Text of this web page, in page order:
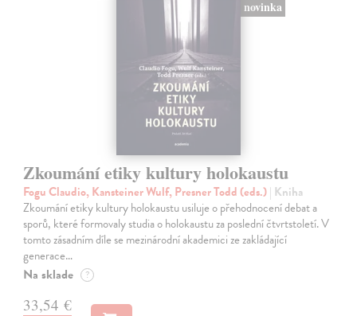
novinka
Zkoumání etiky kultury holokaustu
Fogu Claudio, Kansteiner Wulf, Presner Todd (eds.)| Kniha
Zkoumání etiky kultury holokaustu usiluje o přehodnocení debat a
sporů, které formovaly studia o holokaustu za poslední čtvrtstoletí. V
tomto zásadním díle se mezinárodní akademici ze zakládající
generace…
Na sklade ?
33,54 €